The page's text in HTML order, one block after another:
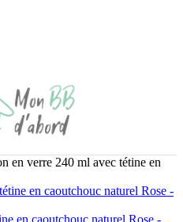
en verre 240 ml avec tétine en
en caoutchouc naturel Rose -